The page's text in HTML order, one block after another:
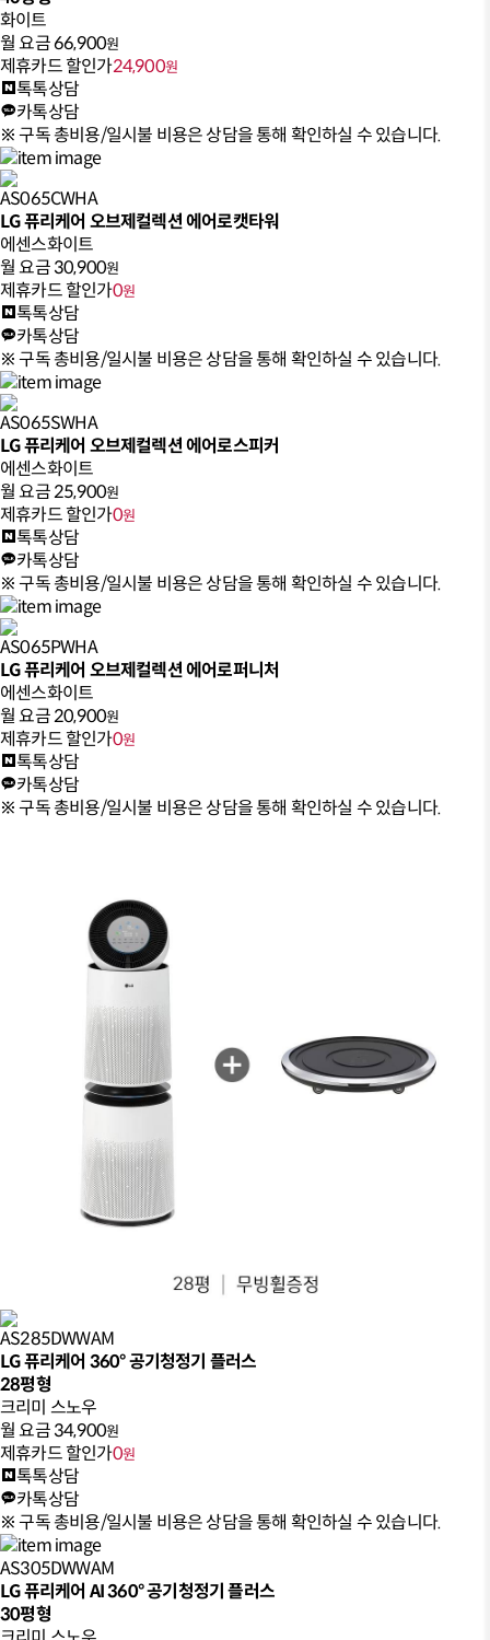
화이트
월 요금66,900원
제휴카드 할인가24,900원
톡톡상담
카톡상담
※ 구독 총비용/일시불 비용은 상담을 통해 확인하실 수 있습니다.
AS065CWHA
LG 퓨리케어 오브제컬렉션 에어로캣타워
에센스화이트
월 요금30,900원
제휴카드 할인가0원
톡톡상담
카톡상담
※ 구독 총비용/일시불 비용은 상담을 통해 확인하실 수 있습니다.
AS065SWHA
LG 퓨리케어 오브제컬렉션 에어로스피커
에센스화이트
월 요금25,900원
제휴카드 할인가0원
톡톡상담
카톡상담
※ 구독 총비용/일시불 비용은 상담을 통해 확인하실 수 있습니다.
AS065PWHA
LG 퓨리케어 오브제컬렉션 에어로퍼니처
에센스화이트
월 요금20,900원
제휴카드 할인가0원
톡톡상담
카톡상담
※ 구독 총비용/일시불 비용은 상담을 통해 확인하실 수 있습니다.
AS285DWWAM
LG 퓨리케어 360° 공기청정기 플러스
28평형
크리미 스노우
월 요금34,900원
제휴카드 할인가0원
톡톡상담
카톡상담
※ 구독 총비용/일시불 비용은 상담을 통해 확인하실 수 있습니다.
AS305DWWAM
LG 퓨리케어 AI 360° 공기청정기 플러스
30평형